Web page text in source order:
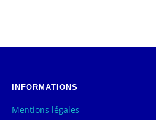
INFORMATIONS
Mentions légales